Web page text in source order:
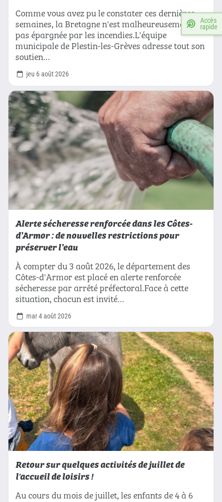
Comme vous avez pu le constater ces dernières
semaines, la Bretagne n'est malheureusement
pas épargnée par les incendies.L'équipe
municipale de Plestin-les-Grèves adresse tout son
soutien…
jeu 6 août 2026
Alerte sécheresse renforcée dans les Côtes-
d’Armor : de nouvelles restrictions pour
préserver l’eau
À compter du 3 août 2026, le département des
Côtes-d'Armor est placé en alerte renforcée
sécheresse par arrêté préfectoral.Face à cette
situation, chacun est invité…
mar 4 août 2026
Retour sur quelques activités de juillet de
l'accueil de loisirs !
Au cours du mois de juillet, les enfants de 4 à 6
Accès
rapide